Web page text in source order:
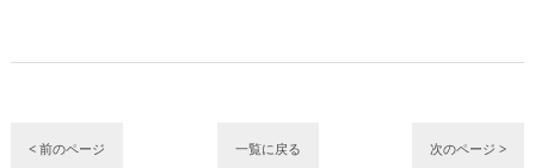
< 前のページ 一覧に戻る 次のページ >